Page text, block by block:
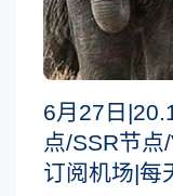
6月27日
点/SSR节
订阅机场|每